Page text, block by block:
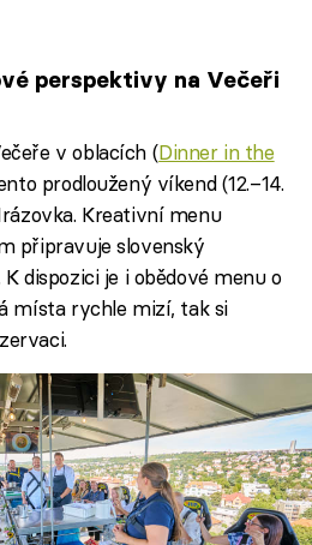
perspektivy na Večeři
v oblacích (Dinner in the
prodloužený víkend (12.–14.
Kreativní menu
připravuje slovenský
dispozici je i obědové menu o
místa rychle mizí, tak si